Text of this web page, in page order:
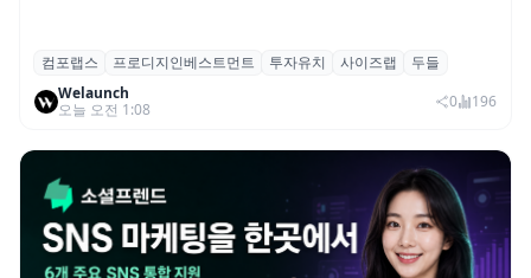
컴포랩스, 프로디지인베스트먼트로부터 시
드 투자 유치
컴포랩스 프로디지인베스트먼트 투자유치 사이즈랩
두들
Welaunch
오늘 오전 1:08
0 196